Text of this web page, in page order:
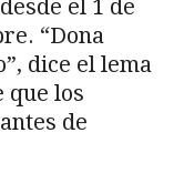
el 1 de
“Dona
dice el lema
que los
de